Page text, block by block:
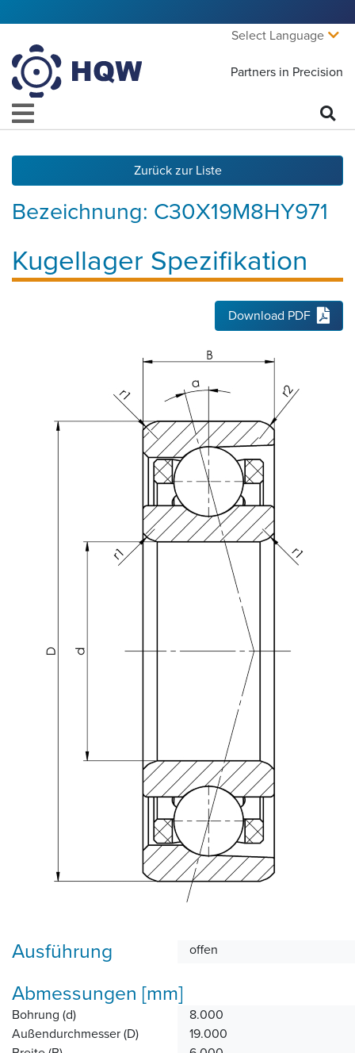
Select Language
Partners in Precision
Zurück zur Liste
Kugellager Spezifikation
Bezeichnung: C30X19M8HY971
Download PDF
Ausführung offen
Abmessungen [mm]
Bohrung (d)
8.000
Außendurchmesser (D)
19.000